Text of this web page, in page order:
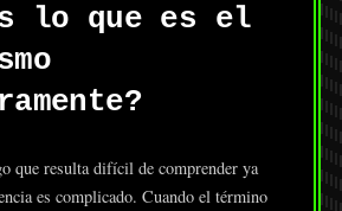
lo que es el
que resulta difícil de comprender ya
es complicado. Cuando el término